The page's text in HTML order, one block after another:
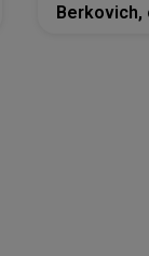
Berkovich,